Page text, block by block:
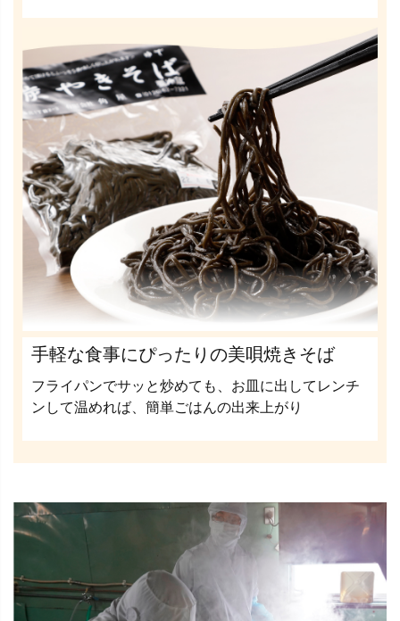
手軽な食事にぴったりの美唄焼きそば
フライパンでサッと炒めても、お皿に出してレンチ
ンして温めれば、簡単ごはんの出来上がり